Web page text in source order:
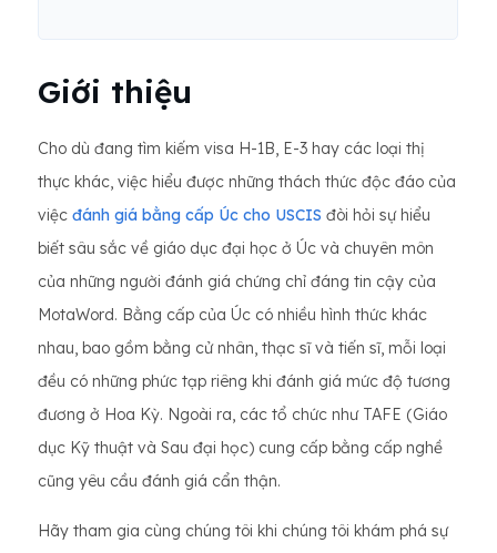
Giới thiệu
Cho dù đang tìm kiếm visa H-1B, E-3 hay các loại thị
thực khác, việc hiểu được những thách thức độc đáo của
việc đánh giá bằng cấp Úc cho USCIS đòi hỏi sự hiểu
biết sâu sắc về giáo dục đại học ở Úc và chuyên môn
của những người đánh giá chứng chỉ đáng tin cậy của
MotaWord. Bằng cấp của Úc có nhiều hình thức khác
nhau, bao gồm bằng cử nhân, thạc sĩ và tiến sĩ, mỗi loại
đều có những phức tạp riêng khi đánh giá mức độ tương
đương ở Hoa Kỳ. Ngoài ra, các tổ chức như TAFE (Giáo
dục Kỹ thuật và Sau đại học) cung cấp bằng cấp nghề
cũng yêu cầu đánh giá cẩn thận.
Hãy tham gia cùng chúng tôi khi chúng tôi khám phá sự